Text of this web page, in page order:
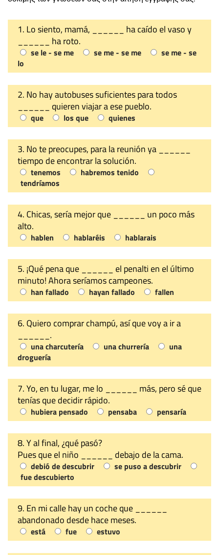
1. Lo siento, mamá, ______ ha caído el vaso y
______ ha roto.
se le - se me se me - se me
se me - se
lo
2. No hay autobuses suficientes para todos
______ quieren viajar a ese pueblo.
que los que quienes
3. No te preocupes, para la reunión ya ______
tiempo de encontrar la solución.
tenemos
habremos tenido
tendríamos
4. Chicas, sería mejor que ______ un poco más
alto.
hablen hablaréis hablarais
5. ¡Qué pena que ______ el penalti en el último
minuto! Ahora seríamos campeones.
han fallado hayan fallado fallen
6. Quiero comprar champú, así que voy a ir a
______.
una charcutería una churrería
una
droguería
7. Yo, en tu lugar, me lo ______ más, pero sé que
tenías que decidir rápido.
hubiera pensado pensaba pensaría
8. Y al final, ¿qué pasó?
Pues que el niño ______ debajo de la cama.
debió de descubrir
se puso a descubrir
fue descubierto
9. En mi calle hay un coche que ______
abandonado desde hace meses.
está fue estuvo